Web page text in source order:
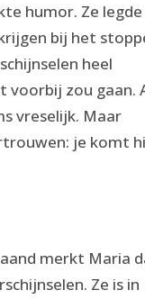
humor. Ze legde
bij het
heel
voorbij zou gaan.
vreselijk. Maar
je komt
merkt Maria
Ze is in